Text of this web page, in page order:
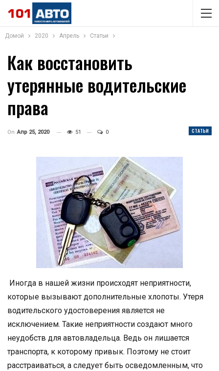
Домой 2020 Апрель Статьи
Как восстановить
утерянные водительские
права
СТАТЬИ
On Апр 25, 2020 51 0
Иногда в нашей жизни происходят неприятности,
которые вызывают дополнительные хлопоты. Утеря
водительского удостоверения является не
исключением. Такие неприятности создают много
неудобств для автовладельца. Ведь он лишается
транспорта, к которому привык. Поэтому не стоит
расстраиваться, а следует быть осведомленным, что